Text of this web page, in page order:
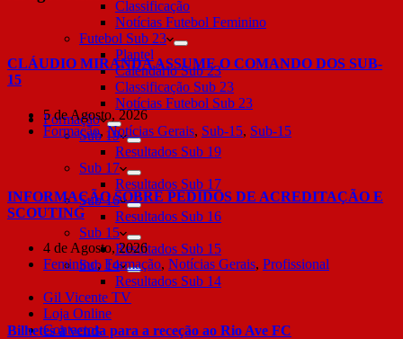
Classificação
Notícias Futebol Feminino
Futebol Sub 23
Plantel
Calendário Sub 23
Classificação Sub 23
Notícias Futebol Sub 23
Formação
Sub 19
Resultados Sub 19
Sub 17
Resultados Sub 17
Sub 16
Resultados Sub 16
Sub 15
Resultados Sub 15
Sub 14
Resultados Sub 14
Gil Vicente TV
Loja Online
Contactos
CLÁUDIO MIRANDA ASSUME O COMANDO DOS SUB-
15
5 de Agosto, 2026
Formação,Notícias Gerais, Sub-15, Sub-15
INFORMAÇÃO SOBRE PEDIDOS DE ACREDITAÇÃO E
SCOUTING
4 de Agosto, 2026
Feminino,Formação, Notícias Gerais, Profissional
Bilhetes à venda para a receção ao Rio Ave FC